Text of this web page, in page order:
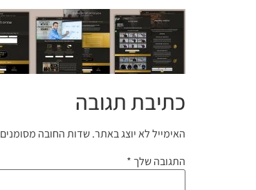
כתיבת תגובה
האימייל לא יוצג באתר.שדות החובה מסומנים
התגובה שלך *